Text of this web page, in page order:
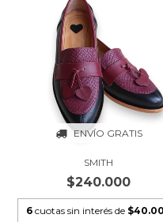
ENVÍO GRATIS
SMITH
$240.000
6 cuotas sin interés de